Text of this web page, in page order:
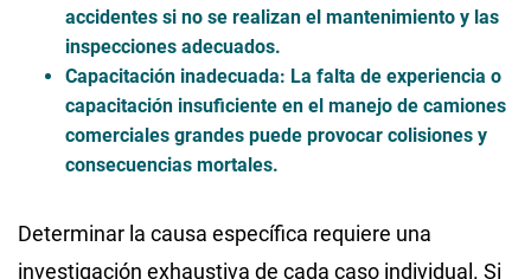
accidentes si no se realizan el mantenimiento y las
inspecciones adecuados.
Capacitación inadecuada: La falta de experiencia o
capacitación insuficiente en el manejo de camiones
comerciales grandes puede provocar colisiones y
consecuencias mortales.
Determinar la causa específica requiere una
investigación exhaustiva de cada caso individual. Si